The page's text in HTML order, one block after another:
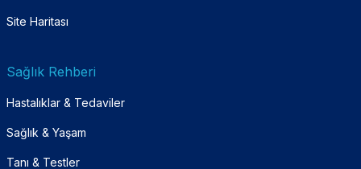
Site Haritası
Sağlık Rehberi
Hastalıklar & Tedaviler
Sağlık & Yaşam
Tanı & Testler